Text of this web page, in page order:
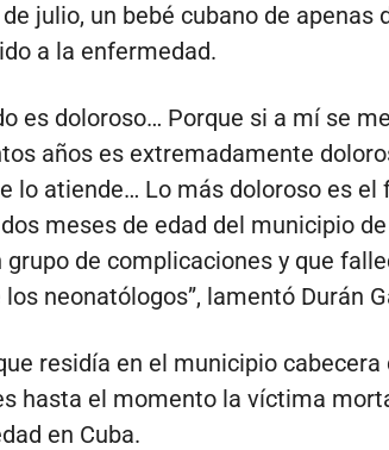
julio, un bebé cubano de apenas
a la enfermedad.
es doloroso… Porque si a mí se
años es extremadamente
lo atiende… Lo más doloroso es
meses de edad del municipio
grupo de complicaciones y que
neonatólogos”, lamentó Durán
residía en el municipio cabecera
hasta el momento la víctima
en Cuba.